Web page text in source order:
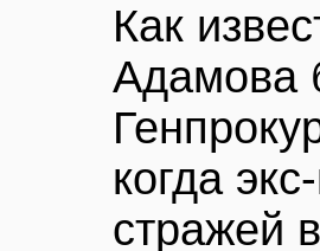
Как
Адамова
когда
стражей